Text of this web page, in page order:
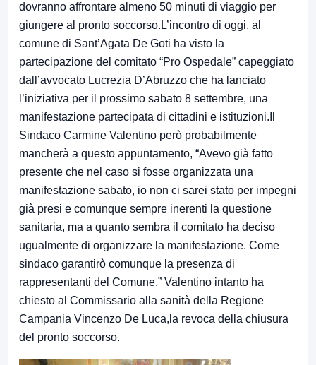
dovranno affrontare almeno 50 minuti di viaggio per
giungere al pronto soccorso.L’incontro di oggi, al
comune di Sant’Agata De Goti ha visto la
partecipazione del comitato “Pro Ospedale” capeggiato
dall’avvocato Lucrezia D’Abruzzo che ha lanciato
l’iniziativa per il prossimo sabato 8 settembre, una
manifestazione partecipata di cittadini e istituzioni.Il
Sindaco Carmine Valentino però probabilmente
mancherà a questo appuntamento, “Avevo già fatto
presente che nel caso si fosse organizzata una
manifestazione sabato, io non ci sarei stato per impegni
già presi e comunque sempre inerenti la questione
sanitaria, ma a quanto sembra il comitato ha deciso
ugualmente di organizzare la manifestazione. Come
sindaco garantirò comunque la presenza di
rappresentanti del Comune.” Valentino intanto ha
chiesto al Commissario alla sanità della Regione
Campania Vincenzo De Luca,la revoca della chiusura
del pronto soccorso.